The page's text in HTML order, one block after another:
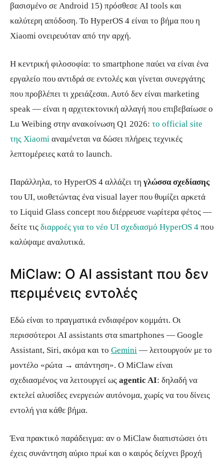
βασισμένο σε Android 15) πρόσθεσε AI tools και
καλύτερη απόδοση. Το HyperOS 4 είναι το βήμα που η
Xiaomi ονειρευόταν από την αρχή.
Η κεντρική φιλοσοφία: το smartphone παύει να είναι ένα
εργαλείο που αντιδρά σε εντολές και γίνεται συνεργάτης
που προβλέπει τι χρειάζεσαι. Αυτό δεν είναι marketing
speak — είναι η αρχιτεκτονική αλλαγή που επιβεβαίωσε ο
Lu Weibing στην ανακοίνωση Q1 2026: το official site
της Xiaomi αναμένεται να δώσει πλήρεις τεχνικές
λεπτομέρειες κατά το launch.
Παράλληλα, το HyperOS 4 αλλάζει τη γλώσσα σχεδίασης
του UI, υιοθετώντας ένα visual layer που θυμίζει αρκετά
το Liquid Glass concept που διέρρευσε νωρίτερα φέτος —
δείτε τις διαρροές για το νέο UI σχεδιασμό HyperOS 4 που
καλύψαμε αναλυτικά.
MiClaw: Ο AI assistant που δεν
περιμένεις εντολές
Εδώ είναι το πραγματικά ενδιαφέρον κομμάτι. Οι
περισσότεροι AI assistants στα smartphones — Google
Assistant, Siri, ακόμα και το Gemini — λειτουργούν με το
μοντέλο «ρώτα → απάντηση». Ο MiClaw είναι
σχεδιασμένος να λειτουργεί ως agentic AI: δηλαδή να
εκτελεί αλυσίδες ενεργειών αυτόνομα, χωρίς να του δίνεις
εντολή για κάθε βήμα.
Ένα πρακτικό παράδειγμα: αν ο MiClaw διαπιστώσει ότι
έχεις συνάντηση αύριο πρωί και ο καιρός δείχνει βροχή